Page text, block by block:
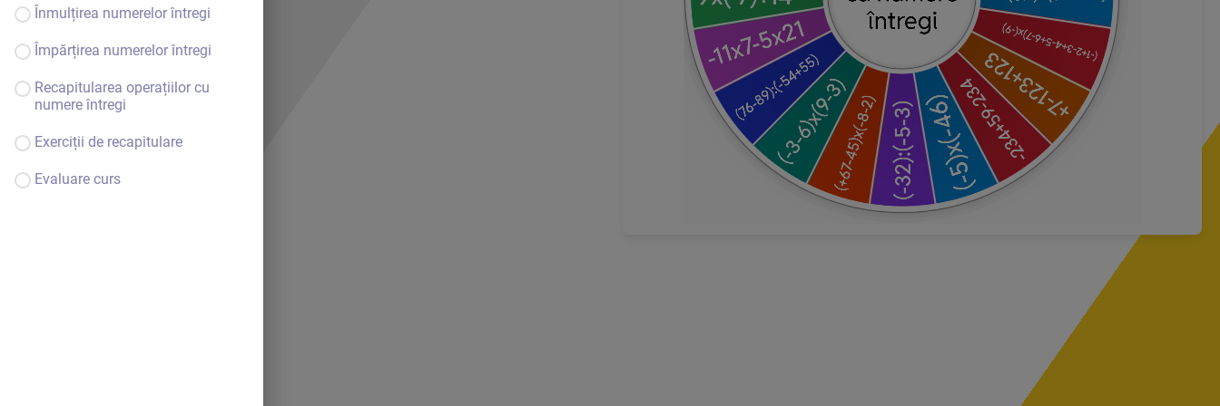
Înmulțirea numerelor întregi
Împărțirea numerelor întregi
Recapitularea operațiilor cu
numere întregi
Exerciții de recapitulare
Evaluare curs